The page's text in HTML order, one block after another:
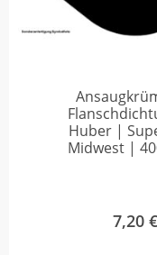
Huber |
Midwest |
7,20 €